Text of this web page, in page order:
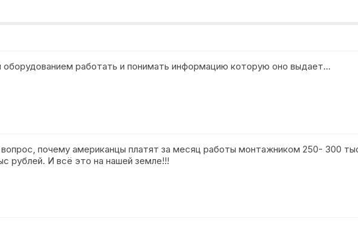
работать и понимать информацию которую оно выдает…
почему американцы платят за месяц работы монтажником 250- 300
рублей. И всё это на нашей земле!!!